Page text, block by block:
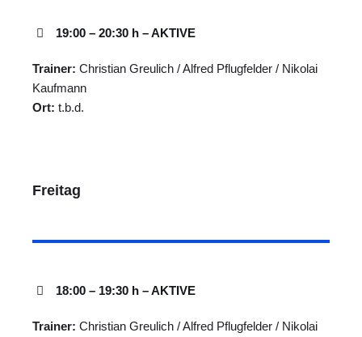
19:00 – 20:30 h – AKTIVE
Trainer: Christian Greulich / Alfred Pflugfelder / Nikolai
Kaufmann
Ort: t.b.d.
Freitag
18:00 – 19:30 h – AKTIVE
Trainer: Christian Greulich / Alfred Pflugfelder / Nikolai